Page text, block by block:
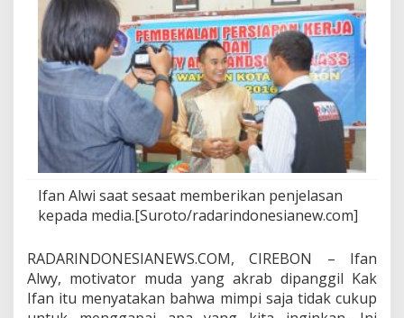
m
p
i
S
e
m
a
a
Ifan Alwi saat sesaat memberikan penjelasan
kepada media.[Suroto/radarindonesianew.com]
RADARINDONESIANEWS.COM, CIREBON – Ifan
Alwy, motivator muda yang akrab dipanggil Kak
Ifan itu menyatakan bahwa mimpi saja tidak cukup